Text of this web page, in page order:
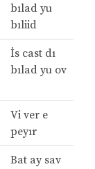
bılad yu
bıliid
İs cast dı
bılad yu ov
Vi ver e
peyır
Bat ay sav